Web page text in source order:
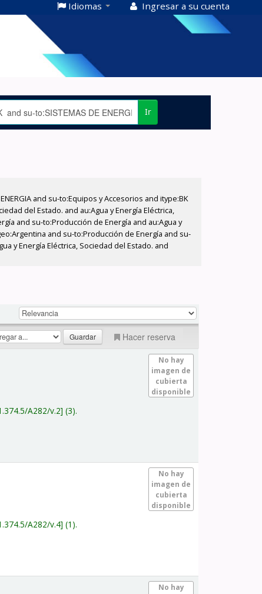
Idiomas Ingresar a su cuenta
Ir
and su-to:Equipos y Accesorios and itype:BK
del Estado. and au:Agua y Energía Eléctrica,
and su-to:Producción de Energía and au:Agua y
and su-to:Producción de Energía and su-
y Energía Eléctrica, Sociedad del Estado. and
Hacer reserva
No hay
imagen de
cubierta
disponible
A282/v.2 (3).
No hay
imagen de
cubierta
disponible
A282/v.4 (1).
No hay